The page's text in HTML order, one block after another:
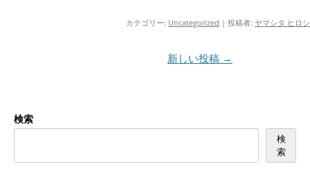
カテゴリー: Uncategorized | 投稿者: ヤマシタ ヒロシ
新しい投稿 →
検索
検
索